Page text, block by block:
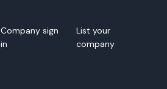
Company sign
in
List your
company